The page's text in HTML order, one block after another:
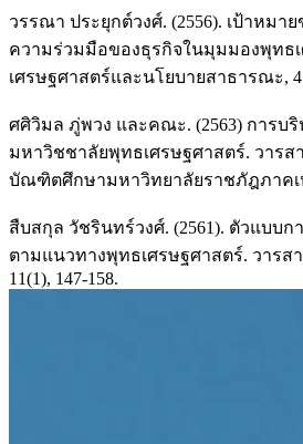
วรรณา ประยุกต์วงศ์. (2556). เป้าหมา
ความร่วมมือของธุรกิจในมุมมองพุทธเ
เศรษฐศาสตร์และนโยบายสาธารณะ,
ศศิวิมล ภู่พวง และคณะ. (2563) การบ
มหาวิชชาลัยพุทธเศรษฐศาสตร์. วารส
บัณฑิตศึกษามหาวิทยาลัยราชภัฎภาคเห
สืบสกุล วัชรินทร์วงศ์. (2561). ตัวแบบ
ตามแนวทางพุทธเศรษฐศาสตร์. วารส
11(1), 147-158.